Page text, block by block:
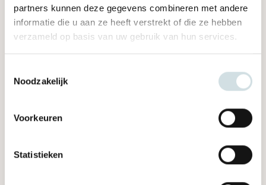
partners kunnen deze gegevens combineren met andere
informatie die u aan ze heeft verstrekt of die ze hebben
verzameld op basis van uw gebruik van hun services.
Noodzakelijk
Voorkeuren
Statistieken
01 december 2023
Waalstaete gaat verbouwen in 2024